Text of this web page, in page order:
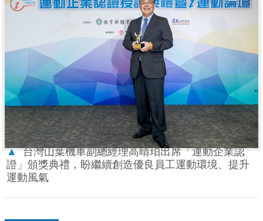
▲ 台灣山葉機車副總經理高晴珀出席「運動企業認
證」頒獎典禮，盼繼續創造優良員工運動環境、提升
運動風氣